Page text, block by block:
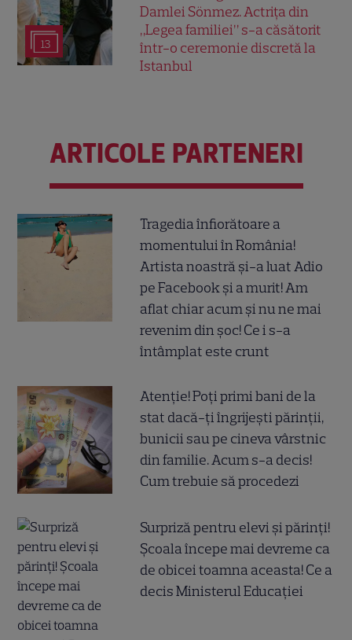
13
Damlei Sönmez. Actrița din
„Legea familiei” s-a căsătorit
într-o ceremonie discretă la
Istanbul
ARTICOLE PARTENERI
Tragedia înfiorătoare a
momentului în România!
Artista noastră și-a luat Adio
pe Facebook și a murit! Am
aflat chiar acum și nu ne mai
revenim din șoc! Ce i s-a
întâmplat este crunt
Atenție! Poți primi bani de la
stat dacă-ți îngrijești părinții,
bunicii sau pe cineva vârstnic
din familie. Acum s-a decis!
Cum trebuie să procedezi
Surpriză pentru elevi și părinți!
Școala începe mai devreme ca
de obicei toamna aceasta! Ce a
decis Ministerul Educației